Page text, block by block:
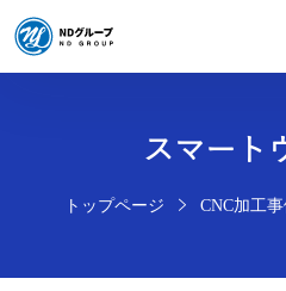
スマート
トップページ CNC加工事